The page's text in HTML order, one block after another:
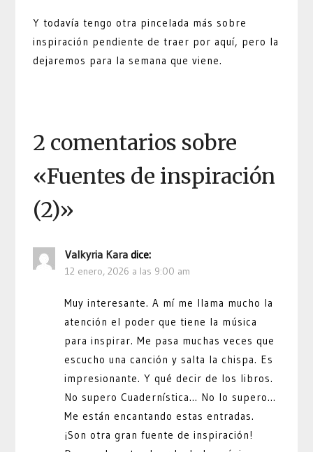
Y todavía tengo otra pincelada más sobre
inspiración pendiente de traer por aquí, pero la
dejaremos para la semana que viene.
2 comentarios sobre
«Fuentes de inspiración
(2)»
Valkyria Kara dice:
12 enero, 2026 a las 9:00 am
Muy interesante. A mí me llama mucho la
atención el poder que tiene la música
para inspirar. Me pasa muchas veces que
escucho una canción y salta la chispa. Es
impresionante. Y qué decir de los libros.
No supero Cuadernística… No lo supero…
Me están encantando estas entradas.
¡Son otra gran fuente de inspiración!